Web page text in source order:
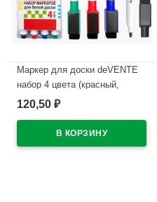
Маркер для доски deVENTE
набор 4 цвета (красный,
синий, черный, зеленый) 2мм
магнитом для крепления
арт.5040605 (Ст.4)
120,50 ₽